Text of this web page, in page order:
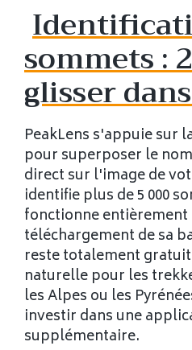
sommets :
glisser
PeakLens s'appuie sur
pour superposer le
direct sur l'image de
identifie plus de 5 000
fonctionne
téléchargement de sa
reste totalement
naturelle pour les
les Alpes ou les
investir dans une
supplémentaire.